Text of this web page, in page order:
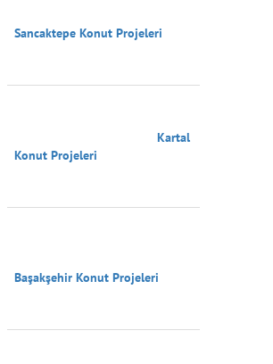
Sancaktepe Konut Projeleri
Konut Projeleri
Başakşehir Konut Projeleri